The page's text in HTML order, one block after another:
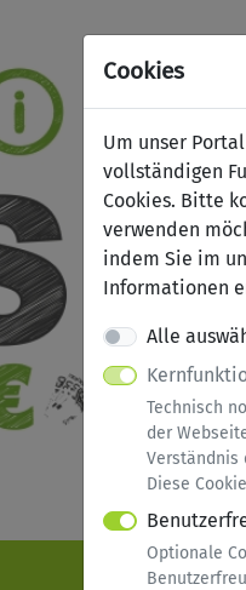
Cookies
Um unser
vollständigen
Cookies. Bitte
verwenden
indem Sie im
Informationen
Alle
Technisch
der
Verständnis
Diese
Optionale